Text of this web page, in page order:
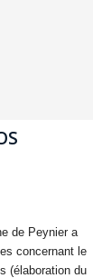
de Peynier a
concernant le
(élaboration du